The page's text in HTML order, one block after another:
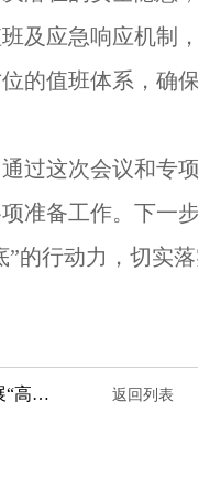
及应急响应机制
的值班体系，确
过这次会议和专
准备工作。下一
”的行动力，切实
向“新”而行 “质”焕新生 ——宁波检验中心开展“高效能人士七个工具”专题培训 返回列表